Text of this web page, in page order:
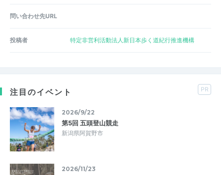
問い合わせ先URL
投稿者 特定非営利活動法人新日本歩く道紀行推進機構
注目のイベント PR
2026/9/22
第5回 五頭登山競走
新潟県阿賀野市
2026/11/23